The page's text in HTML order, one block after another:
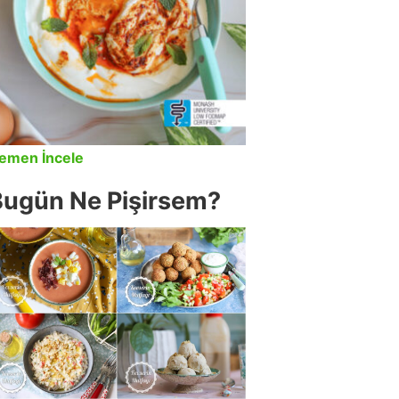
İncele
Ne Pişirsem?